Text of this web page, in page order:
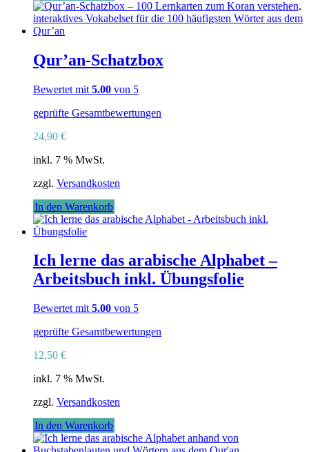
Qur’an-Schatzbox
Bewertet mit 5.00 von 5
geprüfte Gesamtbewertungen
24,90 €
inkl. 7 % MwSt.
zzgl. Versandkosten
In den Warenkorb
Ich lerne das arabische Alphabet –
Arbeitsbuch inkl. Übungsfolie
Bewertet mit 5.00 von 5
geprüfte Gesamtbewertungen
12,50 €
inkl. 7 % MwSt.
zzgl. Versandkosten
In den Warenkorb